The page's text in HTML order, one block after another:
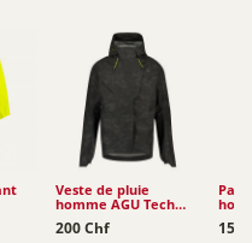
Veste de pluie
homme AGU Tech
Rain Commuter
Reflection
200 Chf 150